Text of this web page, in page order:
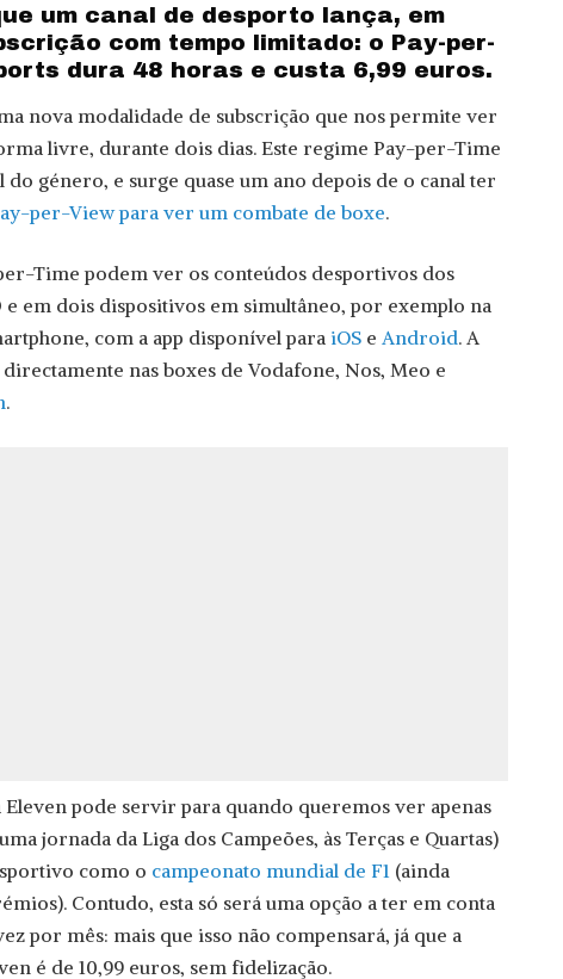
um canal de desporto lança, em
com tempo limitado: o Pay-per-
dura 48 horas e custa 6,99 euros.
nova modalidade de subscrição que nos permite ver
livre, durante dois dias. Este regime Pay-per-Time
género, e surge quase um ano depois de o canal ter
per-View para ver um combate de boxe.
Time podem ver os conteúdos desportivos dos
e em dois dispositivos em simultâneo, por exemplo na
com a app disponível para iOS e Android. A
nas boxes de Vodafone, Nos, Meo e
.
pode servir para quando queremos ver apenas
jornada da Liga dos Campeões, às Terças e Quartas)
como o campeonato mundial de F1 (ainda
Contudo, esta só será uma opção a ter em conta
por mês: mais que isso não compensará, já que a
é de 10,99 euros, sem fidelização.